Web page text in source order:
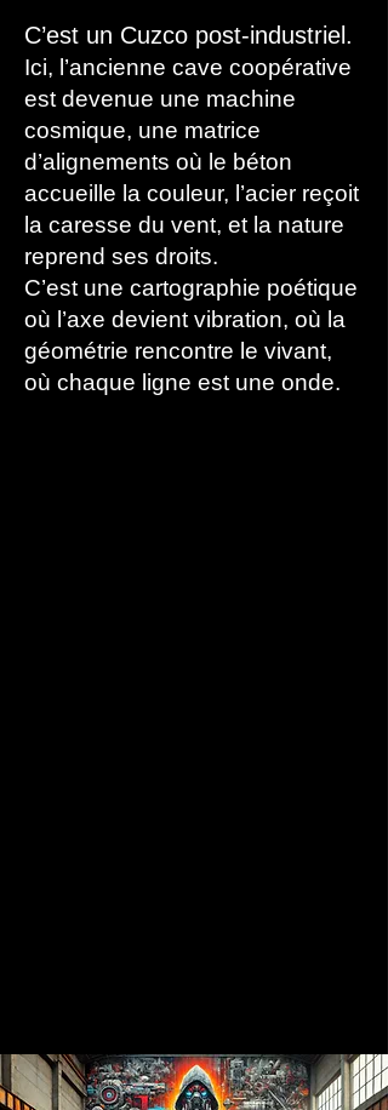
C’est un Cuzco post-industriel.
Ici, l’ancienne cave coopérative
est devenue une machine
cosmique, une matrice
d’alignements où le béton
accueille la couleur, l’acier reçoit
la caresse du vent, et la nature
reprend ses droits.
C’est une cartographie poétique
où l’axe devient vibration, où la
géométrie rencontre le vivant,
où chaque ligne est une onde.